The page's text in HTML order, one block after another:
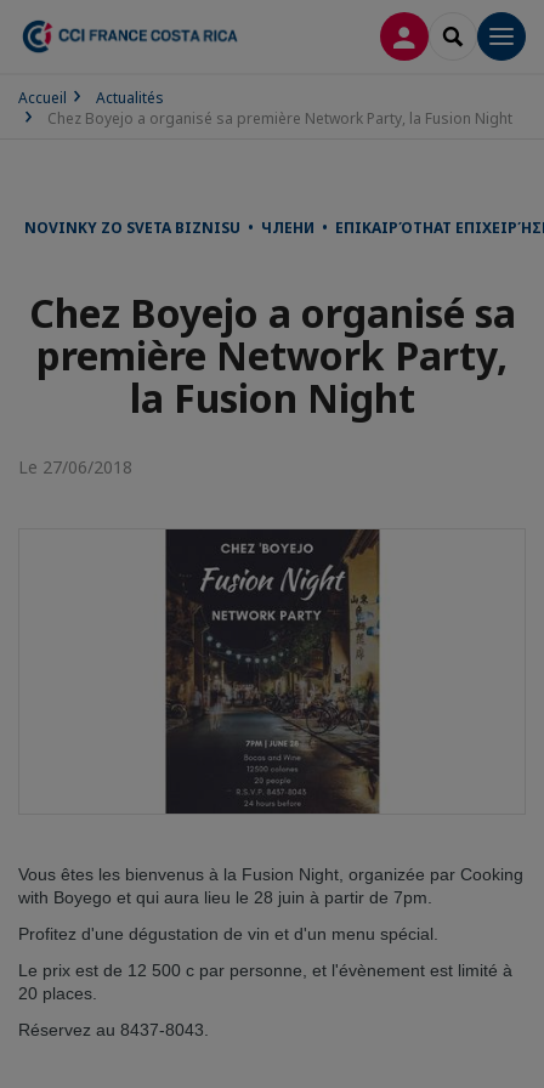
CONNEXION
Accueil
Actualités
Chez Boyejo a organisé sa première Network Party, la Fusion Night
NOVINKY ZO SVETA BIZNISU • ЧЛЕНИ • ΕΠΙΚΑΙΡΌΤΗΑΤ
Chez Boyejo a organisé sa
première Network Party,
la Fusion Night
Le 27/06/2018
Vous êtes les bienvenus à la Fusion Night, organizée par Cooking
with Boyego et qui aura lieu le 28 juin à partir de 7pm.
Profitez d'une dégustation de vin et d'un menu spécial.
Le prix est de 12 500 c par personne, et l'évènement est limité à
20 places.
Réservez au 8437-8043.